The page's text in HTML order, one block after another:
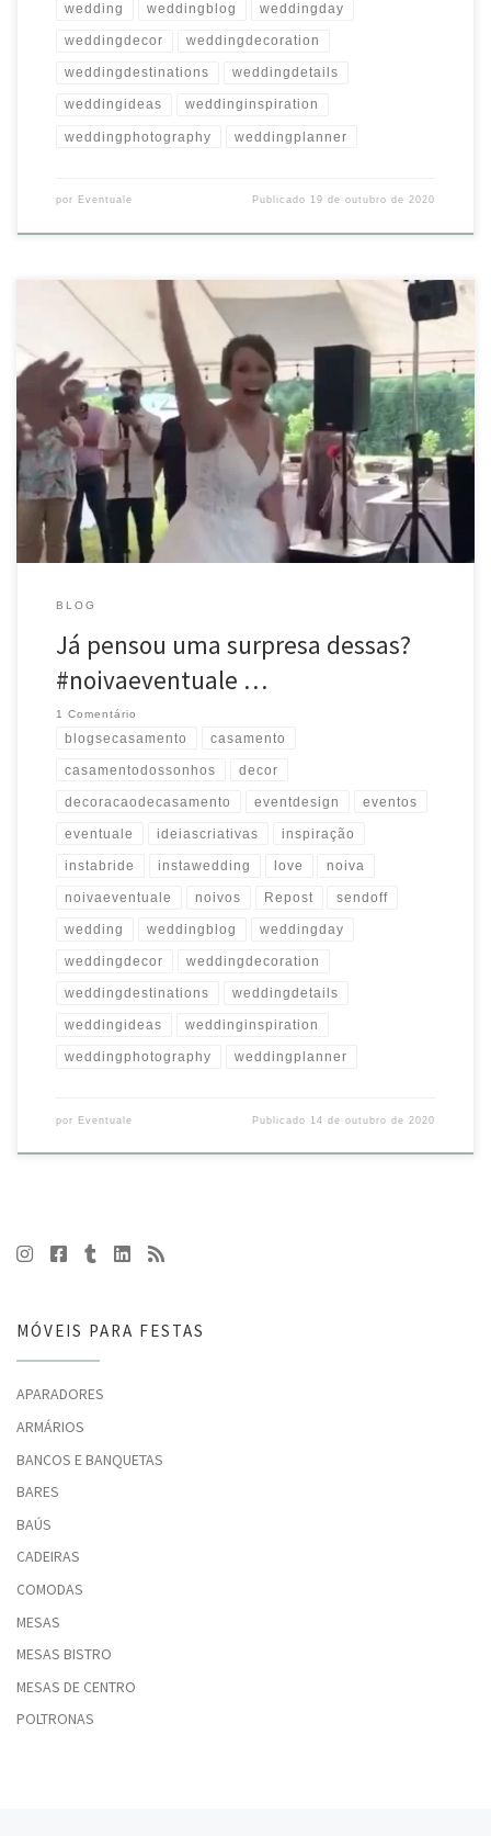
wedding weddingblog weddingday
weddingdecor weddingdecoration
weddingdestinations weddingdetails
weddingideas weddinginspiration
weddingphotography weddingplanner
por Eventuale Publicado 19 de outubro de 2020
Já pensou uma surpresa dessas?
#noivaeventuale #eventuale
#wedding #weddingdestinations #noiva #weddingdestinations
#weddingday #weddinginspiration #weddingphotography
#casamento #ideiascriativas #weddingplanner #weddingblog
#weddingblog #sendoff #noivos #weddingdecor #love
#weddingdecoration #decor #eventos #instawedding #instabride
#casamentodossonhos #eventdesign #inspiração #weddingideas
#weddingdetails #blogsecasamento #decoraçãodecasamento #repost
@weddingwire Source
BLOG
Já pensou uma surpresa dessas?
#noivaeventuale …
1 Comentário
blogsecasamento casamento
casamentodossonhos decor
decoracaodecasamento eventdesign eventos
eventuale ideiascriativas inspiração
instabride instawedding love noiva
noivaeventuale noivos Repost sendoff
wedding weddingblog weddingday
weddingdecor weddingdecoration
weddingdestinations weddingdetails
weddingideas weddinginspiration
weddingphotography weddingplanner
por Eventuale Publicado 14 de outubro de 2020
MÓVEIS PARA FESTAS
APARADORES
ARMÁRIOS
BANCOS E BANQUETAS
BARES
BAÚS
CADEIRAS
COMODAS
MESAS
MESAS BISTRO
MESAS DE CENTRO
POLTRONAS